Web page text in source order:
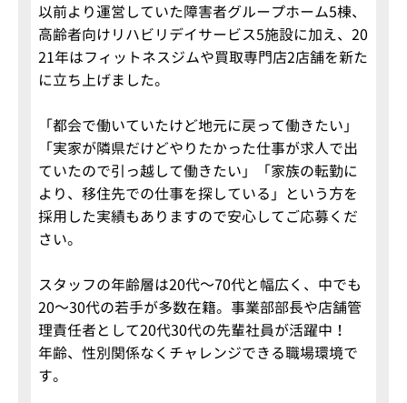
以前より運営していた障害者グループホーム5棟、
高齢者向けリハビリデイサービス5施設に加え、20
21年はフィットネスジムや買取専門店2店舗を新た
に立ち上げました。
「都会で働いていたけど地元に戻って働きたい」
「実家が隣県だけどやりたかった仕事が求人で出
ていたので引っ越して働きたい」「家族の転勤に
より、移住先での仕事を探している」という方を
採用した実績もありますので安心してご応募くだ
さい。
スタッフの年齢層は20代～70代と幅広く、中でも
20～30代の若手が多数在籍。事業部部長や店舗管
理責任者として20代30代の先輩社員が活躍中！
年齢、性別関係なくチャレンジできる職場環境で
す。